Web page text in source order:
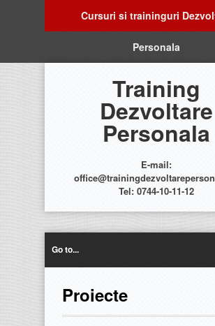
Cursuri si traininguri
Personala
Training
Dezvoltare
Personala
E-mail:
Tel: 0744-10-11-12
Go to...
Proiecte